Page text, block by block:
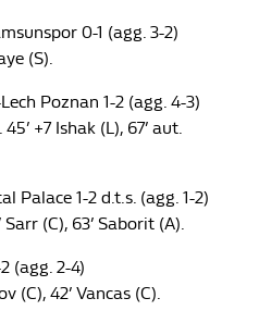
0-1 (agg. 3-2)
(S).
Poznan 1-2 (agg. 4-3)
+7 Ishak (L), 67’ aut.
Palace 1-2 d.t.s. (agg. 1-2)
Sarr (C), 63’ Saborit (A).
(agg. 2-4)
(C), 42’ Vancas (C).